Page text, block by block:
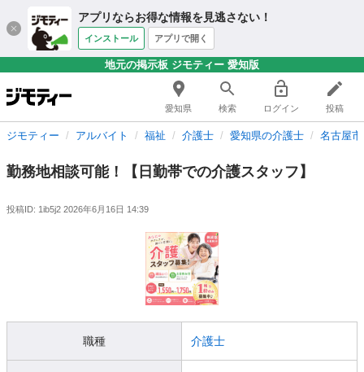
アプリならお得な情報を見逃さない！
インストール アプリで開く
地元の掲示板 ジモティー 愛知版
愛知県 検索 ログイン 投稿
ジモティー アルバイト 福祉 介護士 愛知県の介護士 名古屋
勤務地相談可能！【日勤帯での介護スタッフ】
投稿ID: 1ib5j2 2026年6月16日 14:39
職種 介護士